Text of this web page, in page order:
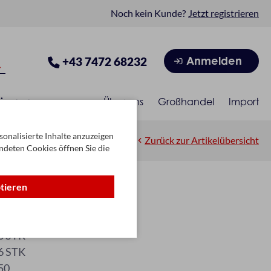
Noch kein Kunde? Jetzt registrieren
+43 7472 68232 Anmelden
Über uns Großhandel Import
Zurück zur Artikelübersicht
50
STK
STK
Inhalte anzuzeigen
Cookies öffnen Sie die